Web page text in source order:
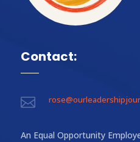
Contact:

An Equal Opportunity